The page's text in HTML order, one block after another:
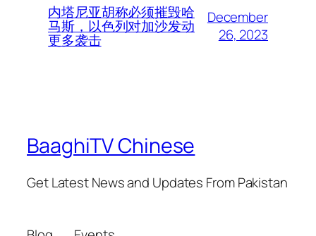
内塔尼亚胡称必须摧毁哈
马斯，以色列对加沙发动
更多袭击
December
26, 2023
BaaghiTV Chinese
Get Latest News and Updates From Pakistan